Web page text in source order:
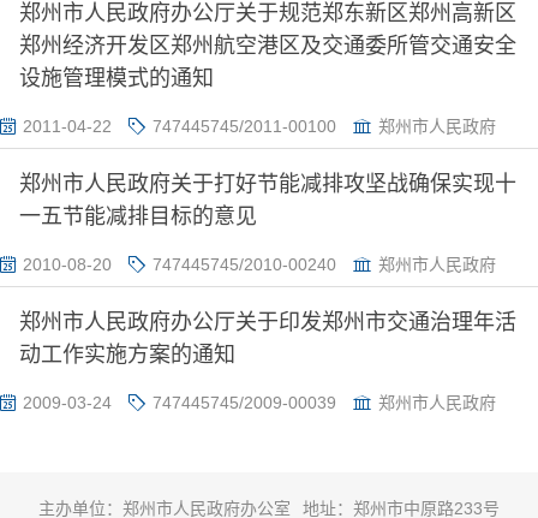
郑州市人民政府办公厅关于规范郑东新区郑州高新区
郑州经济开发区郑州航空港区及交通委所管交通安全
设施管理模式的通知
2011-04-22 747445745/2011-00100 郑州市人民政府
郑州市人民政府关于打好节能减排攻坚战确保实现十
一五节能减排目标的意见
2010-08-20 747445745/2010-00240 郑州市人民政府
郑州市人民政府办公厅关于印发郑州市交通治理年活
动工作实施方案的通知
2009-03-24 747445745/2009-00039 郑州市人民政府
主办单位：郑州市人民政府办公室 地址：郑州市中原路233号